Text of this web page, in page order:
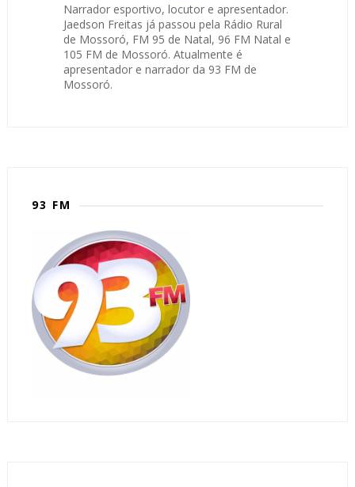
Narrador esportivo, locutor e apresentador.
Jaedson Freitas já passou pela Rádio Rural
de Mossoró, FM 95 de Natal, 96 FM Natal e
105 FM de Mossoró. Atualmente é
apresentador e narrador da 93 FM de
Mossoró.
93 FM